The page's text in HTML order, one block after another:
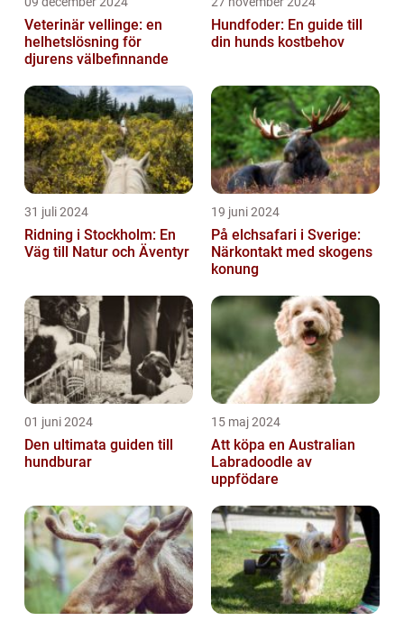
Veterinär vellinge: en
helhetslösning för
djurens välbefinnande
Hundfoder: En guide till
din hunds kostbehov
31 juli 2024
Ridning i Stockholm: En
Väg till Natur och Äventyr
19 juni 2024
På elchsafari i Sverige:
Närkontakt med skogens
konung
01 juni 2024
Den ultimata guiden till
hundburar
15 maj 2024
Att köpa en Australian
Labradoodle av
uppfödare